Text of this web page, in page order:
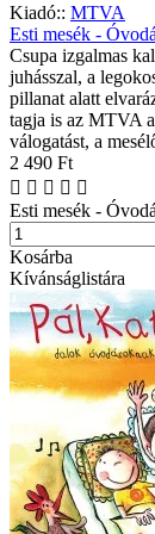
Kiadó:: MTVA
Esti mesék -
Csupa izgalmas
juhásszal, a
pillanat alatt
tagja is az MTVA
válogatást, a
2 490 Ft
Esti mesék -
Kosárba
Kívánságlistára